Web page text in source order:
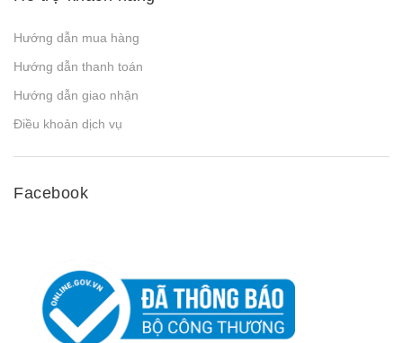
Hướng dẫn mua hàng
Hướng dẫn thanh toán
Hướng dẫn giao nhận
Điều khoản dịch vụ
Facebook